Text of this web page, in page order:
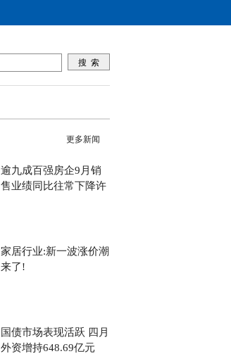
更多新闻
逾九成百强房企9月销
售业绩同比往常下降许
家居行业:新一波涨价潮
来了!
国债市场表现活跃 四月
外资增持648.69亿元